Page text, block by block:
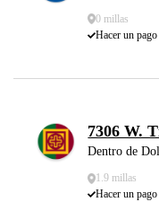
0 millas
Hacer un pago
7306 W.
Dentro de
1.9 millas
Hacer un pago